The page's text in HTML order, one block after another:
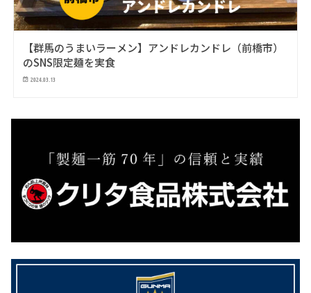
【群馬のうまいラーメン】アンドレカンドレ（前橋市）
のSNS限定麺を実食
2024.03.13